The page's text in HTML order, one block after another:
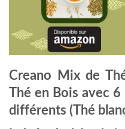
Creano Mix de
Thé en Bois avec 6
différents (Thé